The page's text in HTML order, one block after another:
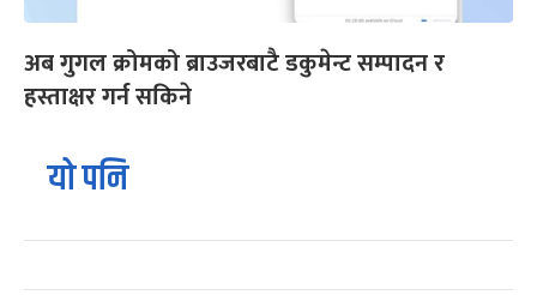
अब गुगल क्रोमको ब्राउजरबाटै डकुमेन्ट सम्पादन र
हस्ताक्षर गर्न सकिने
यो पनि